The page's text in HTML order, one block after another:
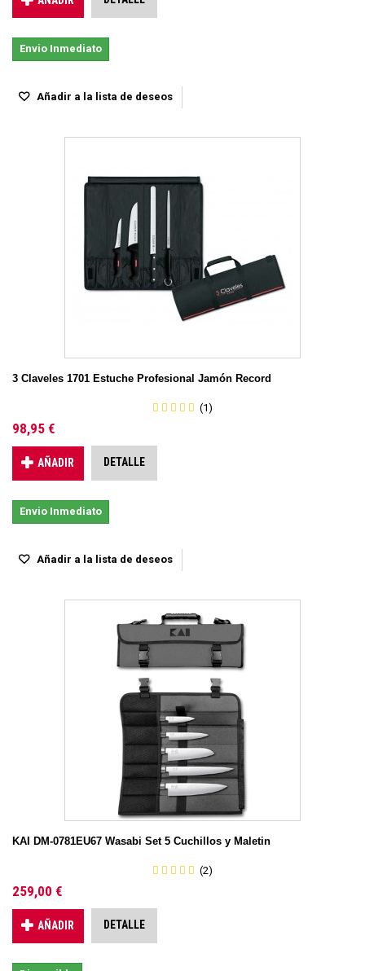
Envio Inmediato
Añadir a la lista de deseos
3 Claveles 1701 Estuche Profesional Jamón Record
(1)
98,95 €
AÑADIR DETALLE
Envio Inmediato
Añadir a la lista de deseos
KAI DM-0781EU67 Wasabi Set 5 Cuchillos y Maletin
(2)
259,00 €
AÑADIR DETALLE